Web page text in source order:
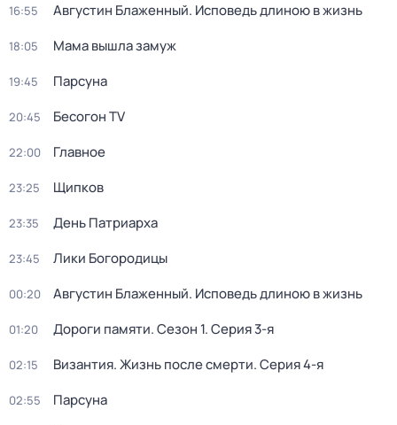
16:55 Августин Блаженный. Исповедь длиною в жизнь
18:05 Мама вышла замуж
19:45 Парcyна
20:45 Бесогон TV
22:00 Главное
23:25 Щипков
23:35 День Патриарха
23:45 Лики Богородицы
00:20 Августин Блаженный. Исповедь длиною в жизнь
01:20 Дороги памяти. Сезон 1. Серия 3-я
02:15 Византия. Жизнь после смерти. Серия 4-я
02:55 Парcyна